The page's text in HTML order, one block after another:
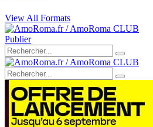
View All Formats
Publier